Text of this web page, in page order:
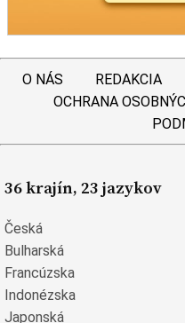
O NÁS REDAKCIA
OCHRANA
36 krajín, 23 jazykov
Česká
Bulharská
Francúzska
Indonézska
Japonská